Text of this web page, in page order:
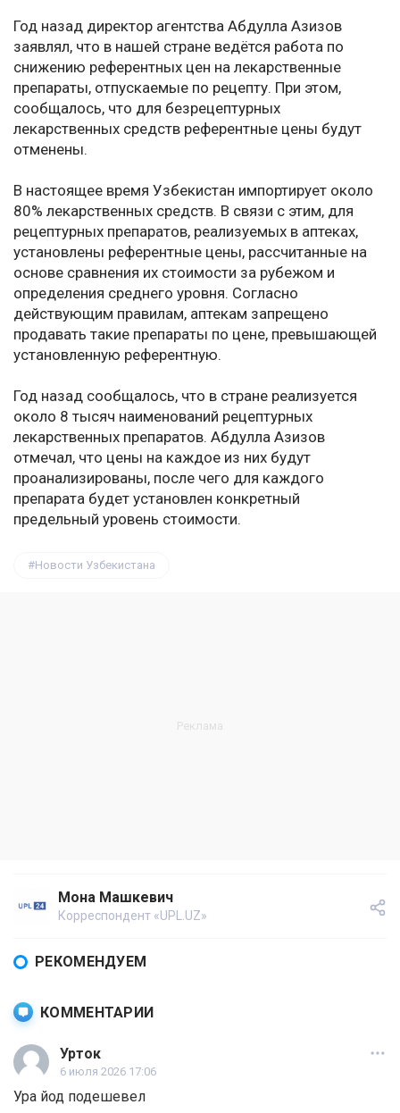
Год назад директор агентства Абдулла Азизов
заявлял, что в нашей стране ведётся работа по
снижению референтных цен на лекарственные
препараты, отпускаемые по рецепту. При этом,
сообщалось, что для безрецептурных
лекарственных средств референтные цены будут
отменены.
В настоящее время Узбекистан импортирует около
80% лекарственных средств. В связи с этим, для
рецептурных препаратов, реализуемых в аптеках,
установлены референтные цены, рассчитанные на
основе сравнения их стоимости за рубежом и
определения среднего уровня. Согласно
действующим правилам, аптекам запрещено
продавать такие препараты по цене, превышающей
установленную референтную.
Год назад сообщалось, что в стране реализуется
около 8 тысяч наименований рецептурных
лекарственных препаратов. Абдулла Азизов
отмечал, что цены на каждое из них будут
проанализированы, после чего для каждого
препарата будет установлен конкретный
предельный уровень стоимости.
Новости Узбекистана
Мона Машкевич
Корреспондент «UPL.UZ»
РЕКОМЕНДУЕМ
КОММЕНТАРИИ
Урток
6 июля 2026 17:06
Ура йод подешевел